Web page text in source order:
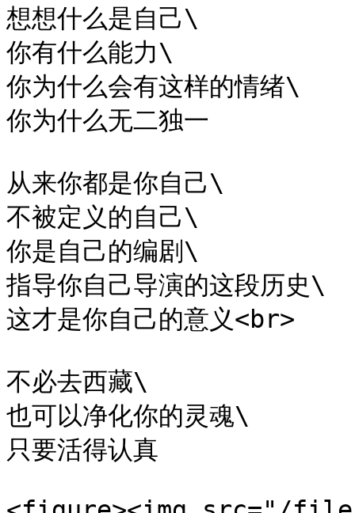
想想什么是自己\
你有什么能力\
你为什么会有这样的情绪\
你为什么无二独一
​从来你都是你自己\
不被定义的自己\
你是自己的编剧\
指导你自己导演的这段历史\
这才是你自己的意义<br>
不必去西藏\
也可以净化你的灵魂\
只要活得认真